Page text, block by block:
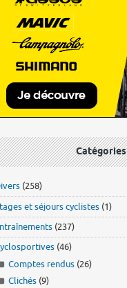
Catégories
(258)
et séjours cyclistes (1)
(237)
(46)
Comptes rendus (26)
Clichés (9)